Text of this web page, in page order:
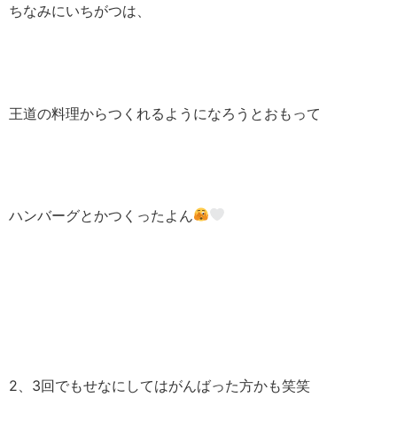
ちなみにいちがつは、
王道の料理からつくれるようになろうとおもって
ハンバーグとかつくったよん
2、3回でもせなにしてはがんばった方かも笑笑